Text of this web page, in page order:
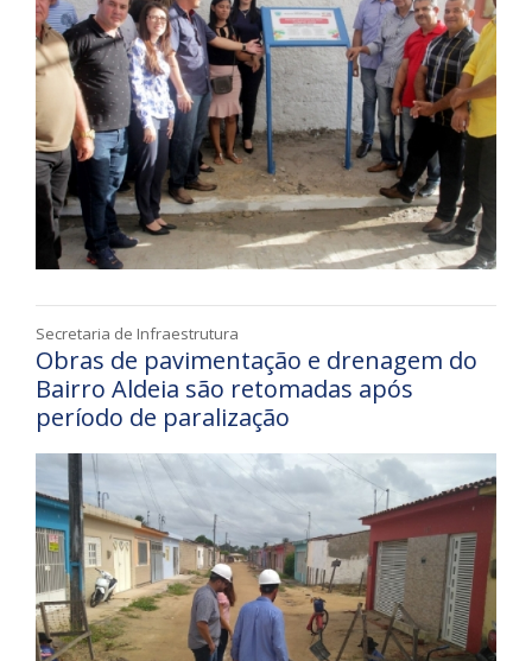
Secretaria de Infraestrutura
Obras de pavimentação e drenagem do
Bairro Aldeia são retomadas após
período de paralização